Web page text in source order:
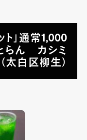
」通常1,000
らん カシミ
白区柳生）